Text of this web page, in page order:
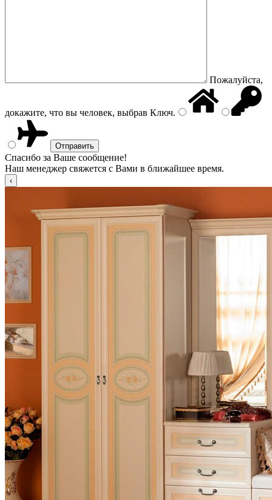
Пожалуйста,
докажите, что вы человек, выбрав Ключ.
Спасибо за Ваше сообщение!
Наш менеджер свяжется с Вами в ближайшее время.